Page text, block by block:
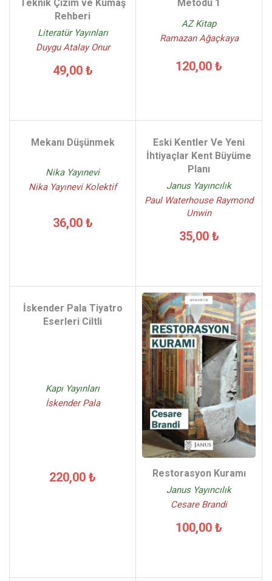
Teknik Çizim ve Kumaş
Rehberi
Literatür Yayınları
Duygu Atalay Onur
49,00 ₺
Metodu 1
AZ Kitap
Ramazan Ağaçkaya
120,00 ₺
Mekanı Düşünmek
Nika Yayınevi
Nika Yayınevi Kolektif
36,00 ₺
Eski Kentler Ve Yeni
İhtiyaçlar Kent Büyüme
Planı
Janus Yayıncılık
Paul Waterhouse Raymond
Unwin
35,00 ₺
İskender Pala Tiyatro
Eserleri Ciltli
Kapı Yayınları
İskender Pala
220,00 ₺ Restorasyon Kuramı
Janus Yayıncılık
Cesare Brandi
100,00 ₺